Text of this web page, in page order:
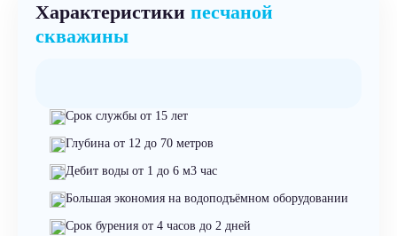
Характеристики песчаной
скважины
Срок службы от 15 лет
Глубина от 12 до 70 метров
Дебит воды от 1 до 6 м3 час
Большая экономия на водоподъёмном оборудовании
Срок бурения от 4 часов до 2 дней